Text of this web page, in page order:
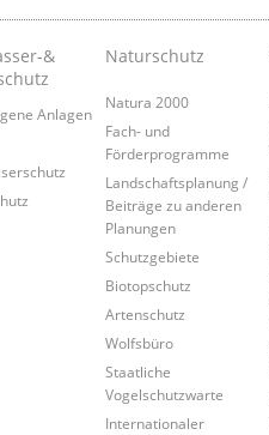
&
Anlagen
Naturschutz
Natura 2000
Fach- und
Förderprogramme
Landschaftsplanung /
Beiträge zu anderen
Planungen
Schutzgebiete
Biotopschutz
Artenschutz
Wolfsbüro
Staatliche
Vogelschutzwarte
Internationaler